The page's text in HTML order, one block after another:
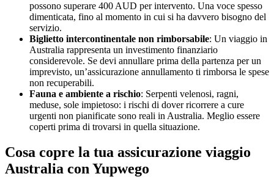
possono superare 400 AUD per intervento. Una voce spesso
dimenticata, fino al momento in cui si ha davvero bisogno del
servizio.
Biglietto intercontinentale non rimborsabile: Un viaggio in
Australia rappresenta un investimento finanziario
considerevole. Se devi annullare prima della partenza per un
imprevisto, un’assicurazione annullamento ti rimborsa le spese
non recuperabili.
Fauna e ambiente a rischio: Serpenti velenosi, ragni,
meduse, sole impietoso: i rischi di dover ricorrere a cure
urgenti non pianificate sono reali in Australia. Meglio essere
coperti prima di trovarsi in quella situazione.
Cosa copre la tua assicurazione viaggio
Australia con Yupwego